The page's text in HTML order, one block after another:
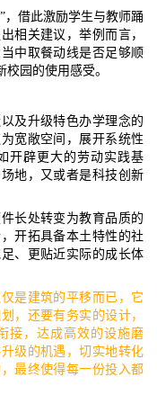
，借此激励学生与教师踊
相关建议，举例而言，
中取餐动线是否足够顺
园的使用感受。
及升级特色办学理念的
宽敞空间，展开系统性
开辟更大的劳动实践基
地，又或者是科技创新
长处转变为教育品质的
开拓具备本土特性的社
、更贴近实际的成长体
是建筑的平移而已，它
，还要有务实的设计，
接，达成高效的设施磨
级的机遇，切实地转化
最终使得每一份投入都